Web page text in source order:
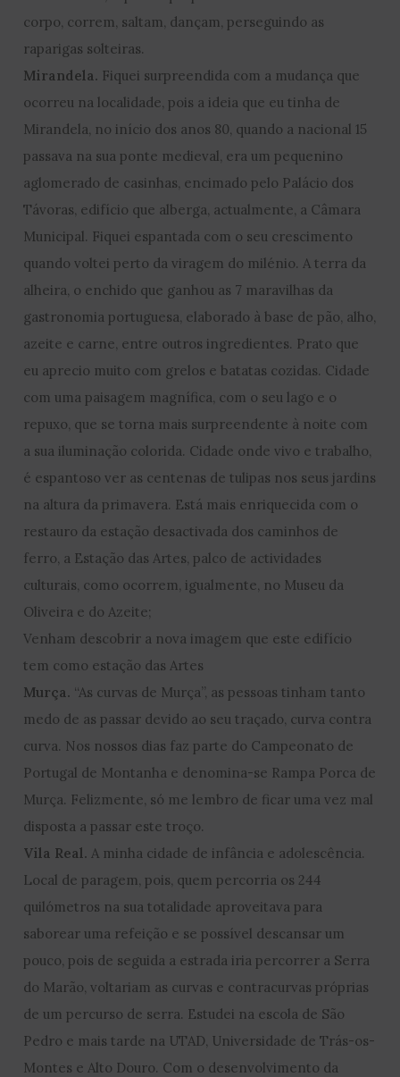
corpo, correm, saltam, dançam, perseguindo as
raparigas solteiras.
Mirandela. Fiquei surpreendida com a mudança que
ocorreu na localidade, pois a ideia que eu tinha de
Mirandela, no início dos anos 80, quando a nacional 15
passava na sua ponte medieval, era um pequenino
aglomerado de casinhas, encimado pelo Palácio dos
Távoras, edifício que alberga, actualmente, a Câmara
Municipal. Fiquei espantada com o seu crescimento
quando voltei perto da viragem do milénio. A terra da
alheira, o enchido que ganhou as 7 maravilhas da
gastronomia portuguesa, elaborado à base de pão, alho,
azeite e carne, entre outros ingredientes. Prato que
eu aprecio muito com grelos e batatas cozidas. Cidade
com uma paisagem magnífica, com o seu lago e o
repuxo, que se torna mais surpreendente à noite com
a sua iluminação colorida. Cidade onde vivo e trabalho,
é espantoso ver as centenas de tulipas nos seus jardins
na altura da primavera. Está mais enriquecida com o
restauro da estação desactivada dos caminhos de
ferro, a Estação das Artes, palco de actividades
culturais, como ocorrem, igualmente, no Museu da
Oliveira e do Azeite;
Venham descobrir a nova imagem que este edifício
tem como estação das Artes
Murça. “As curvas de Murça”, as pessoas tinham tanto
medo de as passar devido ao seu traçado, curva contra
curva. Nos nossos dias faz parte do Campeonato de
Portugal de Montanha e denomina-se Rampa Porca de
Murça. Felizmente, só me lembro de ficar uma vez mal
disposta a passar este troço.
Vila Real.A minha cidade de infância e adolescência.
Local de paragem, pois, quem percorria os 244
quilómetros na sua totalidade aproveitava para
saborear uma refeição e se possível descansar um
pouco, pois de seguida a estrada iria percorrer a Serra
do Marão, voltariam as curvas e contracurvas próprias
de um percurso de serra. Estudei na escola de São
Pedro e mais tarde na UTAD, Universidade de Trás-os-
Montes e Alto Douro. Com o desenvolvimento da